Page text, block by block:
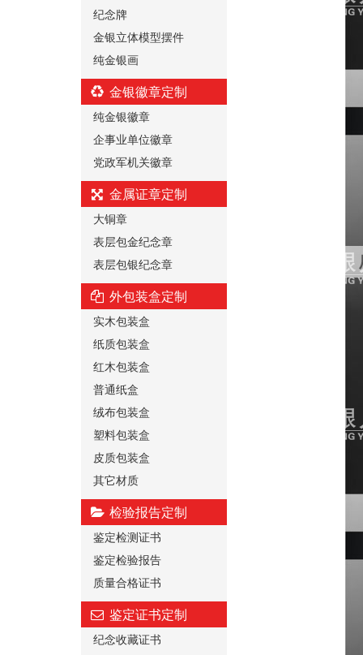
纪念牌
金银立体模型摆件
纯金银画
金银徽章定制
纯金银徽章
企事业单位徽章
党政军机关徽章
金属证章定制
大铜章
表层包金纪念章
表层包银纪念章
外包装盒定制
实木包装盒
纸质包装盒
红木包装盒
普通纸盒
绒布包装盒
塑料包装盒
皮质包装盒
其它材质
检验报告定制
鉴定检测证书
鉴定检验报告
质量合格证书
鉴定证书定制
纪念收藏证书